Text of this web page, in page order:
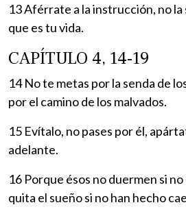
13 Aférrate a la instrucción, no
que es tu vida.
CAPÍTULO 4, 14-19
14 No te metas por la senda de
por el camino de los malvados.
15 Evítalo, no pases por él,
adelante.
16 Porque ésos no duermen si no
quita el sueño si no han hecho